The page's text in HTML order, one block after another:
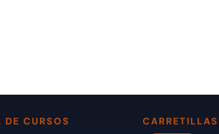
DE CURSOS CARRETILLAS